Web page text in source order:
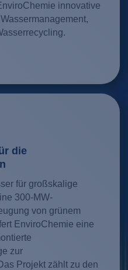
innovative
die
für großskalige
300-MW-
von grünem
EnviroChemie eine
zur
Projekt zählt zu den